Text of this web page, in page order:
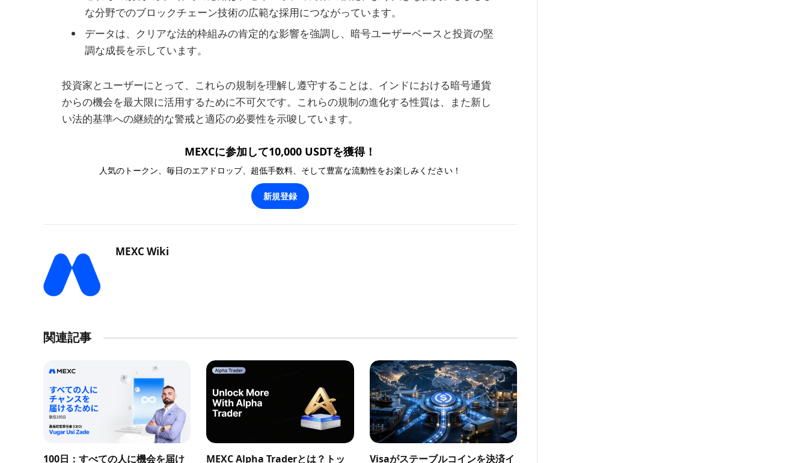
な分野でのブロックチェーン技術の広範な採用につながっています。
データは、クリアな法的枠組みの肯定的な影響を強調し、暗号ユーザーベースと投資の堅
調な成長を示しています。
投資家とユーザーにとって、これらの規制を理解し遵守することは、インドにおける暗号通貨
からの機会を最大限に活用するために不可欠です。これらの規制の進化する性質は、また新し
い法的基準への継続的な警戒と適応の必要性を示唆しています。
MEXCに参加して10,000 USDTを獲得！
人気のトークン、毎日のエアドロップ、超低手数料、そして豊富な流動性をお楽しみください！
新規登録
MEXC Wiki
関連記事
100日：すべての人に機会を届け MEXC Alpha Traderとは？トッ Visaがステーブルコインを決済イ